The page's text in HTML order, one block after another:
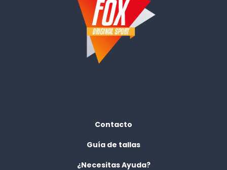
Contacto
Guía de tallas
¿Necesitas Ayuda?